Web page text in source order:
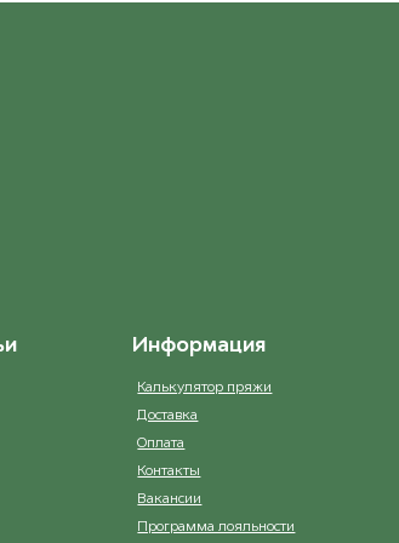
Информация
Калькулятор пряжи
Доставка
Оплата
Контакты
Вакансии
Программа лояльности